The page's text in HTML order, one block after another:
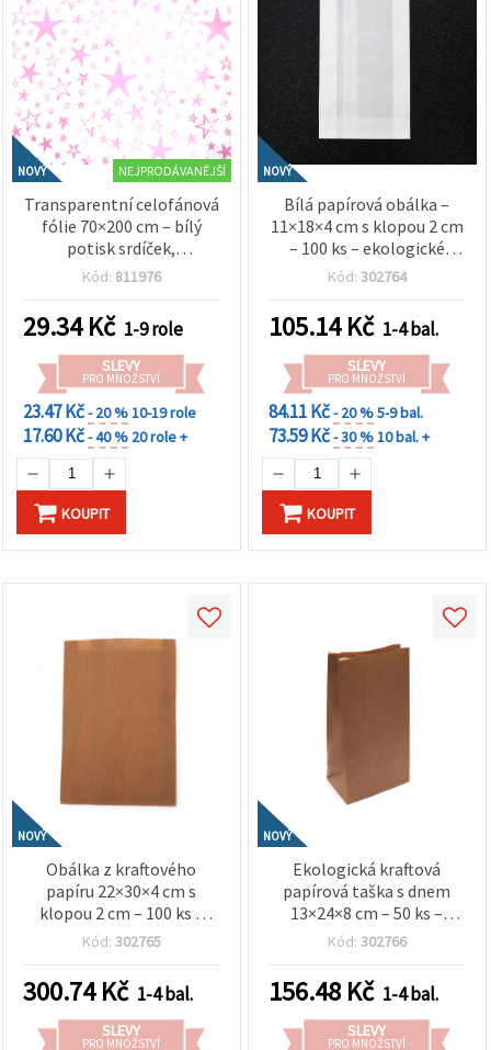
NOVÝ NEJPRODÁVANĚJŠÍ
Transparentní celofánová
fólie 70×200 cm – bílý
potisk srdíček,
dekorativní balicí fólie na
Kód: 811976
29.34Kč 1-9 role
SLEVY
PRO MNOŽSTVÍ
23.47 Kč- 20 %10-19 role
17.60 Kč- 40 % 20 role +
KOUPIT
NOVÝ
Bílá papírová obálka –
11×18×4 cm s klopou 2 cm
– 100 ks – ekologické
balení na dárky, tvoření a
Kód: 302764
105.14Kč 1-4 bal.
SLEVY
PRO MNOŽSTVÍ
84.11 Kč- 20 %5-9 bal.
73.59 Kč- 30 %10 bal. +
KOUPIT
NOVÝ
Obálka z kraftového
papíru 22×30×4 cm s
klopou 2 cm – 100 ks –
pevné přírodní balení na
projekty
Kód: 302765
300.74Kč 1-4 bal.
SLEVY
PRO MNOŽSTVÍ
NOVÝ
Ekologická kraftová
papírová taška s dnem
13×24×8 cm – 50 ks –
pevné přírodní balení na
kreativní tvoření
Kód: 302766
156.48 Kč 1-4 bal.
SLEVY
PRO MNOŽSTVÍ